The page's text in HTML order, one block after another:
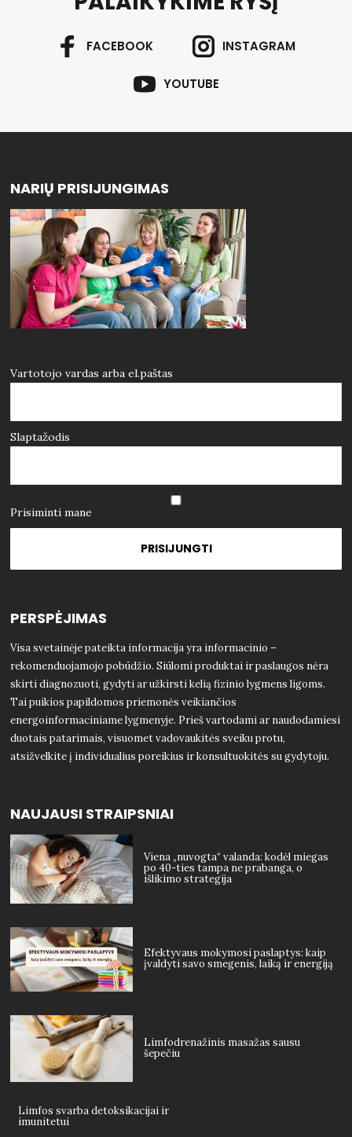
FACEBOOK INSTAGRAM
YOUTUBE
NARIŲ PRISIJUNGIMAS
Vartotojo vardas arba el.paštas
Slaptažodis
Prisiminti mane
PERSPĖJIMAS
Visa svetainėje pateikta informacija yra informacinio –
rekomenduojamojo pobūdžio. Siūlomi produktai ir paslaugos nėra
skirti diagnozuoti, gydyti ar užkirsti kelią fizinio lygmens ligoms.
Tai puikios papildomos priemonės veikiančios
energoinformaciniame lygmenyje. Prieš vartodami ar naudodamiesi
duotais patarimais, visuomet vadovaukitės sveiku protu,
atsižvelkite į individualius poreikius ir konsultuokitės su gydytoju.
NAUJAUSI STRAIPSNIAI
Viena „nuvogta“ valanda: kodėl miegas
po 40-ties tampa ne prabanga, o
išlikimo strategija
Efektyvaus mokymosi paslaptys: kaip
įvaldyti savo smegenis, laiką ir energiją
Limfodrenažinis masažas sausu
šepečiu
Limfos svarba detoksikacijai ir
imunitetui